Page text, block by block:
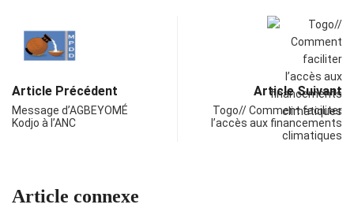
Article Précédent
Message d’AGBEYOMÉ
Kodjo à l’ANC
Article Suivant
Togo// Comment faciliter
l’accès aux financements
climatiques
Article connexe